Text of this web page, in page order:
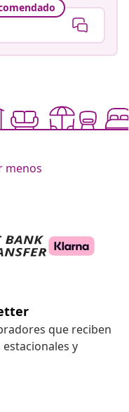
menos
que reciben
y